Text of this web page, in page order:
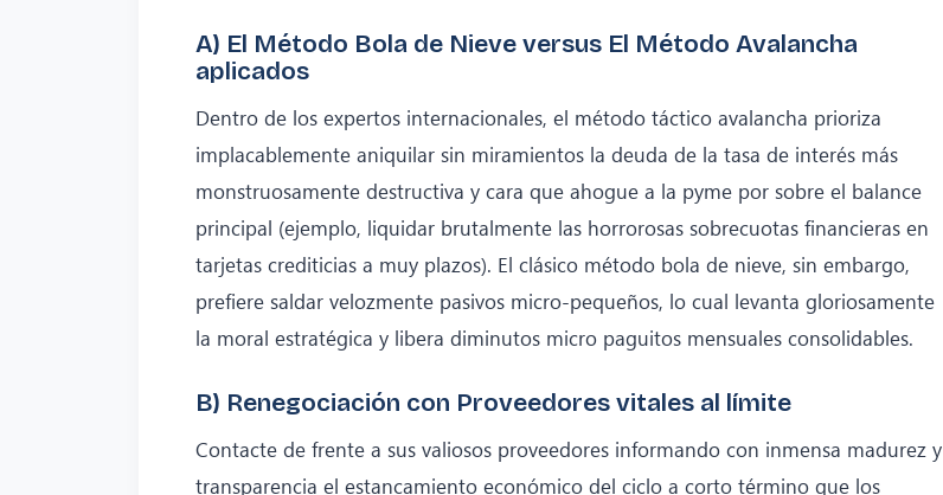
A) El Método Bola de Nieve versus El Método Avalancha
aplicados
Dentro de los expertos internacionales, el método táctico avalancha prioriza
implacablemente aniquilar sin miramientos la deuda de la tasa de interés más
monstruosamente destructiva y cara que ahogue a la pyme por sobre el balance
principal (ejemplo, liquidar brutalmente las horrorosas sobrecuotas financieras en
tarjetas crediticias a muy plazos). El clásico método bola de nieve, sin embargo,
prefiere saldar velozmente pasivos micro-pequeños, lo cual levanta gloriosamente
la moral estratégica y libera diminutos micro paguitos mensuales consolidables.
B) Renegociación con Proveedores vitales al límite
Contacte de frente a sus valiosos proveedores informando con inmensa madurez y
transparencia el estancamiento económico del ciclo a corto término que los